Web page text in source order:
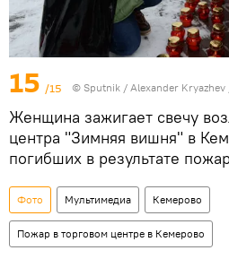
15 /15 © Sputnik / Alexander Kryazhev
Женщина зажигает свечу
центра "Зимняя вишня" в
погибших в результате
Фото Мультимедиа Кемерово
Пожар в торговом центре в Кемерово